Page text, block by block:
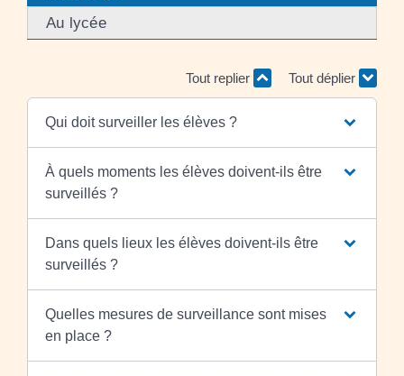
Au lycée
Tout replier Tout déplier
Qui doit surveiller les élèves ?
À quels moments les élèves doivent-ils être
surveillés ?
Dans quels lieux les élèves doivent-ils être
surveillés ?
Quelles mesures de surveillance sont mises
en place ?